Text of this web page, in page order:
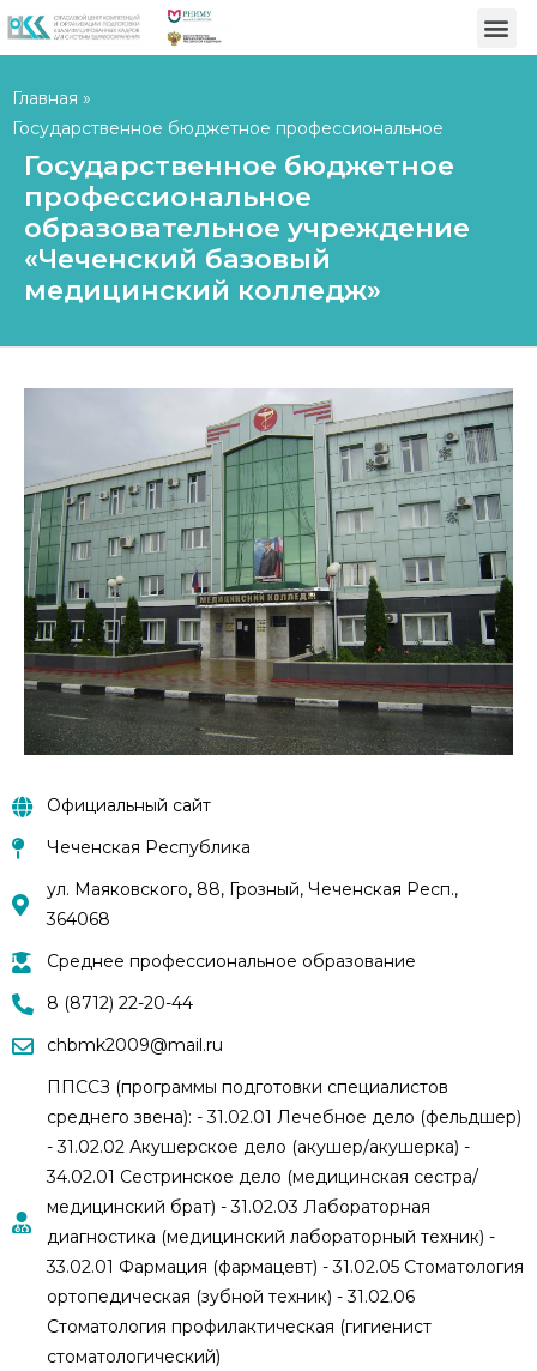
Главная »
Государственное бюджетное профессиональное
образовательное учреждение «Чеченский базовый
медицинский колледж»
Государственное бюджетное
профессиональное
образовательное учреждение
«Чеченский базовый
медицинский колледж»
Официальный сайт
Чеченская Республика
ул. Маяковского, 88, Грозный, Чеченская Респ.,
364068
Среднее профессиональное образование
8 (8712) 22-20-44
chbmk2009@mail.ru
ППССЗ (программы подготовки специалистов
среднего звена): - 31.02.01 Лечебное дело (фельдшер)
- 31.02.02 Акушерское дело (акушер/акушерка) -
34.02.01 Сестринское дело (медицинская сестра/
медицинский брат) - 31.02.03 Лабораторная
диагностика (медицинский лабораторный техник) -
33.02.01 Фармация (фармацевт) - 31.02.05 Стоматология
ортопедическая (зубной техник) - 31.02.06
Стоматология профилактическая (гигиенист
стоматологический)